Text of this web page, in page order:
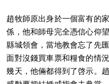
趙牧師原出身於一個富有的
係，他和師母完全憑信心仰
縣城領會，當地教會忘了先
面對沒錢買車票和糧食的情
幾天，他倆都得到了啓示。